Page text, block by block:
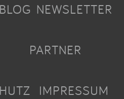
BLOG NEWSLETTER
PARTNER
IMPRESSUM